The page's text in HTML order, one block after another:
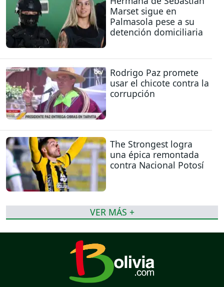
Marset sigue en
Palmasola pese a su
detención domiciliaria
Rodrigo Paz promete
usar el chicote contra la
corrupción
The Strongest logra
una épica remontada
contra Nacional Potosí
VER MÁS +